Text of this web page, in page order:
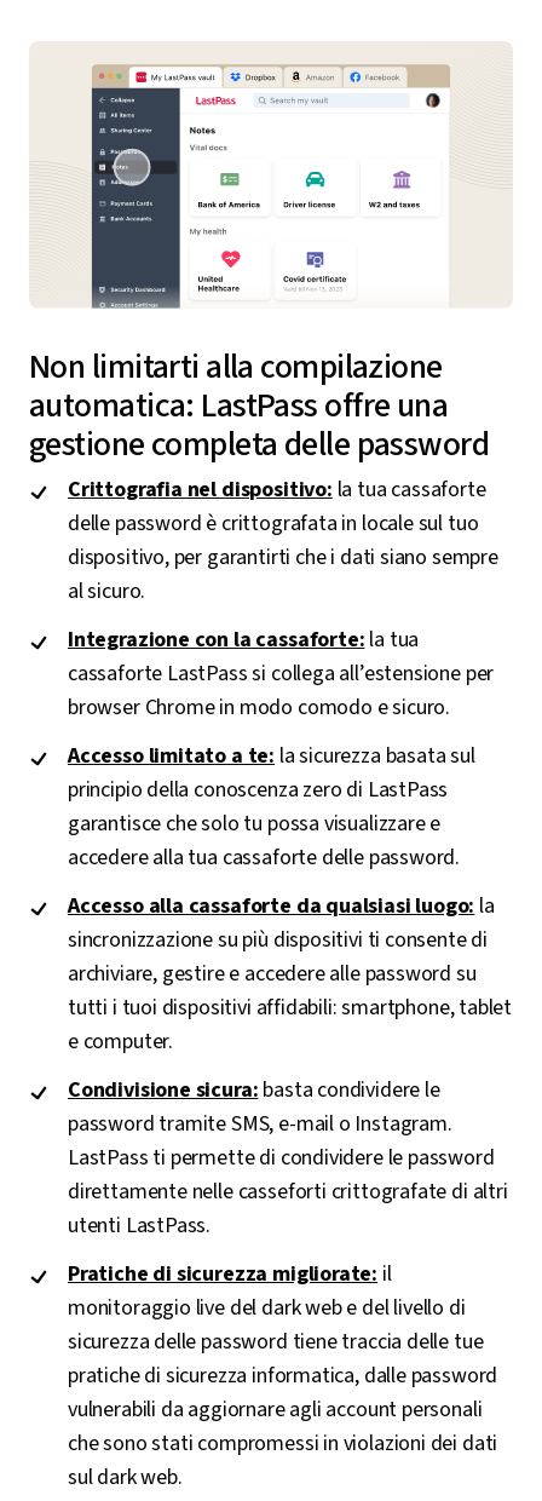
Non limitarti alla compilazione
automatica: LastPass offre una
gestione completa delle password
Crittografia nel dispositivo: la tua cassaforte
delle password è crittografata in locale sul tuo
dispositivo, per garantirti che i dati siano sempre
al sicuro.
Integrazione con la cassaforte: la tua
cassaforte LastPass si collega all’estensione per
browser Chrome in modo comodo e sicuro.
Accesso limitato a te: la sicurezza basata sul
principio della conoscenza zero di LastPass
garantisce che solo tu possa visualizzare e
accedere alla tua cassaforte delle password.
Accesso alla cassaforte da qualsiasi luogo: la
sincronizzazione su più dispositivi ti consente di
archiviare, gestire e accedere alle password su
tutti i tuoi dispositivi affidabili: smartphone, tablet
e computer.
Condivisione sicura: basta condividere le
password tramite SMS, e-mail o Instagram.
LastPass ti permette di condividere le password
direttamente nelle casseforti crittografate di altri
utenti LastPass.
Pratiche di sicurezza migliorate: il
monitoraggio live del dark web e del livello di
sicurezza delle password tiene traccia delle tue
pratiche di sicurezza informatica, dalle password
vulnerabili da aggiornare agli account personali
che sono stati compromessi in violazioni dei dati
sul dark web.